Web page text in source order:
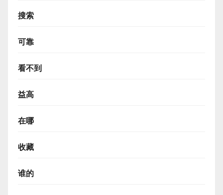
搜索
可靠
看不到
益高
在哪
收藏
谁的